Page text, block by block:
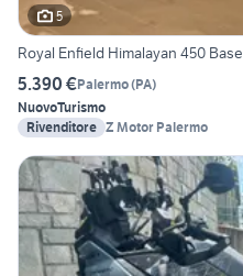
5
Royal Enfield Himalayan 450 Base
5.390 €Palermo(PA)
NuovoTurismo
Rivenditore Z Motor Palermo